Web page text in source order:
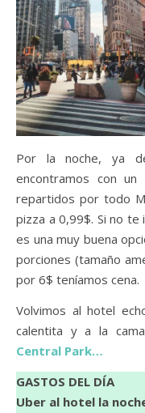
Por la noche, ya
encontramos con un
repartidos por todo
pizza a 0,99$. Si no
es una muy buena
porciones (tamaño
por 6$ teníamos cena.
Volvimos al hotel
calentita y a la
Central Park…
GASTOS DEL DÍA
Uber al hotel la